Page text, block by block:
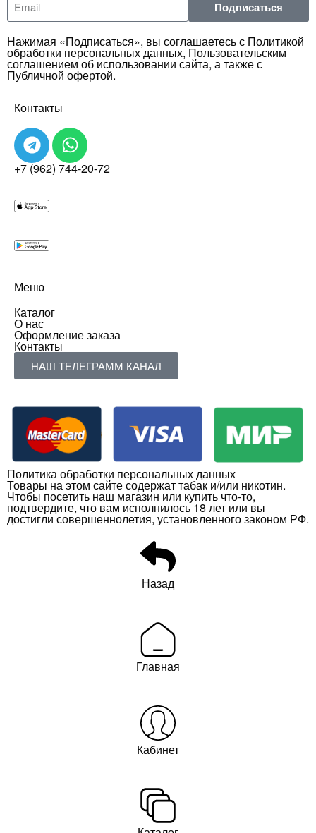
Подписаться
Нажимая «Подписаться», вы соглашаетесь с Политикой
обработки персональных данных, Пользовательским
соглашением об использовании сайта, а также с
Публичной офертой.
Контакты
+7 (962) 744-20-72
Меню
Каталог
О нас
Оформление заказа
Контакты
НАШ ТЕЛЕГРАММ КАНАЛ
Политика обработки персональных данных
Товары на этом сайте содержат табак и/или никотин.
Чтобы посетить наш магазин или купить что-то,
подтвердите, что вам исполнилось 18 лет или вы
достигли совершеннолетия, установленного законом РФ.
Назад
Главная
Кабинет